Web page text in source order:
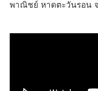
พาณิชย์ หาดตะวันรอน